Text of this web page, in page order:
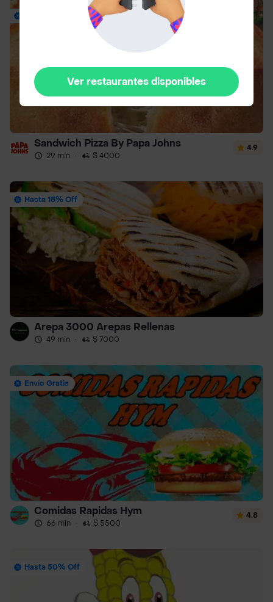
Sandwich Pizza By Papa Johns
29 min · $ 4000
4.9
Hasta 18% Off
Arepa 3000 Arepas Rellenas
49 min · $ 7000
Envío Gratis
Comidas Rapidas Hym
66 min · $ 5500
4.8
Hasta 50% Off
Ver restaurantes disponibles